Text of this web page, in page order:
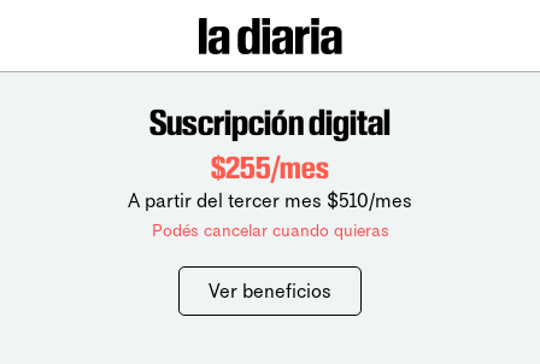
Suscripción digital
$255/mes
A partir del tercer mes $510/mes
Podés cancelar cuando quieras
Ver beneficios